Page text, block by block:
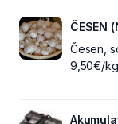
ČESEN
Česen,
9,50€/kg